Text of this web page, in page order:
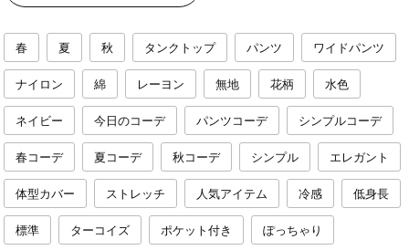
春 夏 秋 タンクトップ パンツ ワイドパンツ
ナイロン 綿 レーヨン 無地 花柄 水色
ネイビー 今日のコーデ パンツコーデ シンプルコーデ
春コーデ 夏コーデ 秋コーデ シンプル エレガント
体型カバー ストレッチ 人気アイテム 冷感 低身長
標準 ターコイズ ポケット付き ぽっちゃり